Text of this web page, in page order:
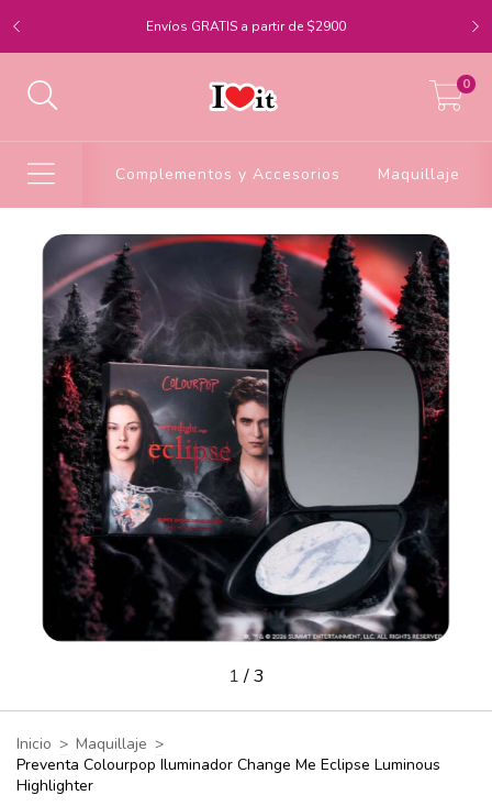
Envíos GRATIS a partir de $2900
0
Complementos y Accesorios Maquillaje
1/3
Inicio > Maquillaje >
Preventa Colourpop Iluminador Change Me Eclipse Luminous
Highlighter